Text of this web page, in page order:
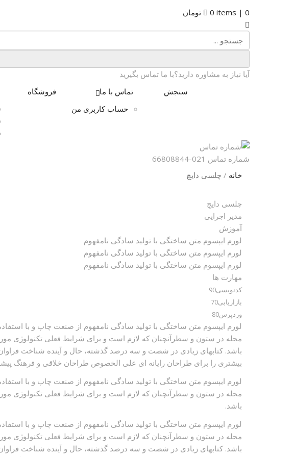
0 items | 0 تومان
آیا نیاز به مشاوره دارید؟با ما تماس بگیرید
فروشگاه
تماس با ما
حساب کاربری من
سنجش
شماره تماس 021-66808844
خانه / چلسی دایچ
چلسی دایچ
مدیر اجرایی
آموزش
لورم ایپسوم متن ساختگی با تولید سادگی نامفهوم
لورم ایپسوم متن ساختگی با تولید سادگی نامفهوم
لورم ایپسوم متن ساختگی با تولید سادگی نامفهوم
مهارت ها
کدنویسی90
بازاریابی70
وردپرس80
لورم ایپسوم متن ساختگی با تولید سادگی نامفهوم از صنعت چاپ و با
مجله در ستون و سطرآنچنان که لازم است و برای شرایط فعلی تکنولوژی مورد
باشد. کتابهای زیادی در شصت و سه درصد گذشته، حال و آینده شناخت
بیشتری را برای طراحان رایانه ای علی الخصوص طراحان خلاقی و فرهنگ
لورم ایپسوم متن ساختگی با تولید سادگی نامفهوم از صنعت چاپ و با
مجله در ستون و سطرآنچنان که لازم است و برای شرایط فعلی تکنولوژی مورد
باشد.
لورم ایپسوم متن ساختگی با تولید سادگی نامفهوم از صنعت چاپ و با
مجله در ستون و سطرآنچنان که لازم است و برای شرایط فعلی تکنولوژی مورد
باشد. کتابهای زیادی در شصت و سه درصد گذشته، حال و آینده شناخت